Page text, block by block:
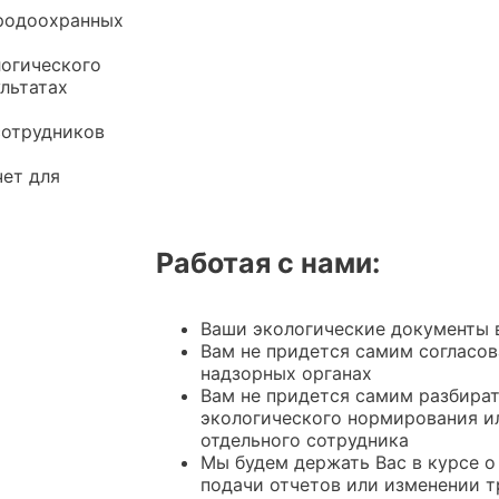
для
Работая с нами:
Ваши экологические документы
Вам не придется самим
надзорных органах
Вам не придется самим
экологического нормирования
отдельного сотрудника
Мы будем держать Вас в курсе
подачи отчетов или изменении